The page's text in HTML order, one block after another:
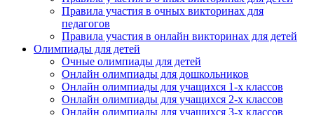
Правила участия в очных викторинах для
педагогов
Правила участия в онлайн викторинах для детей
Олимпиады для детей
Очные олимпиады для детей
Онлайн олимпиады для дошкольников
Онлайн олимпиады для учащихся 1-х классов
Онлайн олимпиады для учащихся 2-х классов
Онлайн олимпиады для учащихся 3-х классов